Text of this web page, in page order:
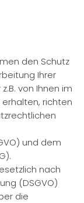
den Schutz
Ihrer
von Ihnen im
richten
und dem
nach
(DSGVO)
die